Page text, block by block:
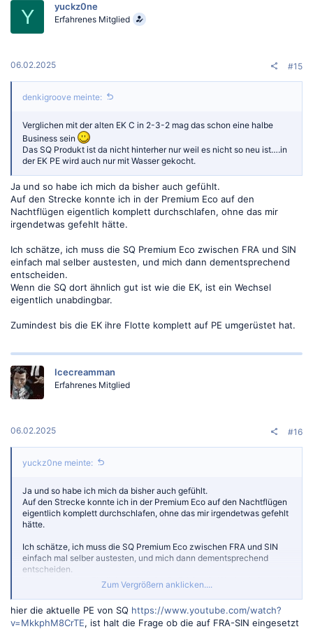
Y yuckz0ne
Erfahrenes Mitglied
06.02.2025 #15
denkigroove meinte:
Verglichen mit der alten EK C in 2-3-2 mag das schon eine halbe
Business sein
Das SQ Produkt ist da nicht hinterher nur weil es nicht so neu ist….in
der EK PE wird auch nur mit Wasser gekocht.
Ja und so habe ich mich da bisher auch gefühlt.
Auf den Strecke konnte ich in der Premium Eco auf den
Nachtflügen eigentlich komplett durchschlafen, ohne das mir
irgendetwas gefehlt hätte.
Ich schätze, ich muss die SQ Premium Eco zwischen FRA und SIN
einfach mal selber austesten, und mich dann dementsprechend
entscheiden.
Wenn die SQ dort ähnlich gut ist wie die EK, ist ein Wechsel
eigentlich unabdingbar.
Zumindest bis die EK ihre Flotte komplett auf PE umgerüstet hat.
Icecreamman
Erfahrenes Mitglied
06.02.2025 #16
yuckz0ne meinte:
Ja und so habe ich mich da bisher auch gefühlt.
Auf den Strecke konnte ich in der Premium Eco auf den Nachtflügen
eigentlich komplett durchschlafen, ohne das mir irgendetwas gefehlt
hätte.
Ich schätze, ich muss die SQ Premium Eco zwischen FRA und SIN
einfach mal selber austesten, und mich dann dementsprechend
entscheiden.
Wenn die SQ dort ähnlich gut ist wie die EK, ist ein Wechsel eigentlich
Zumindest bis die EK ihre Flotte komplett auf PE umgerüstet hat.
Zum Vergrößern anklicken....
hier die aktuelle PE von SQ https://www.youtube.com/watch?
v=MkkphM8CrTE, ist halt die Frage ob die auf FRA-SIN eingesetzt